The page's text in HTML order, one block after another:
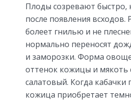
Плоды созревают быстро,
после появления всходов.
болеет гнилью и не
нормально переносят
и заморозки. Форма
оттенок кожицы и мякоть
салатовый. Когда кабачки
кожица приобретает